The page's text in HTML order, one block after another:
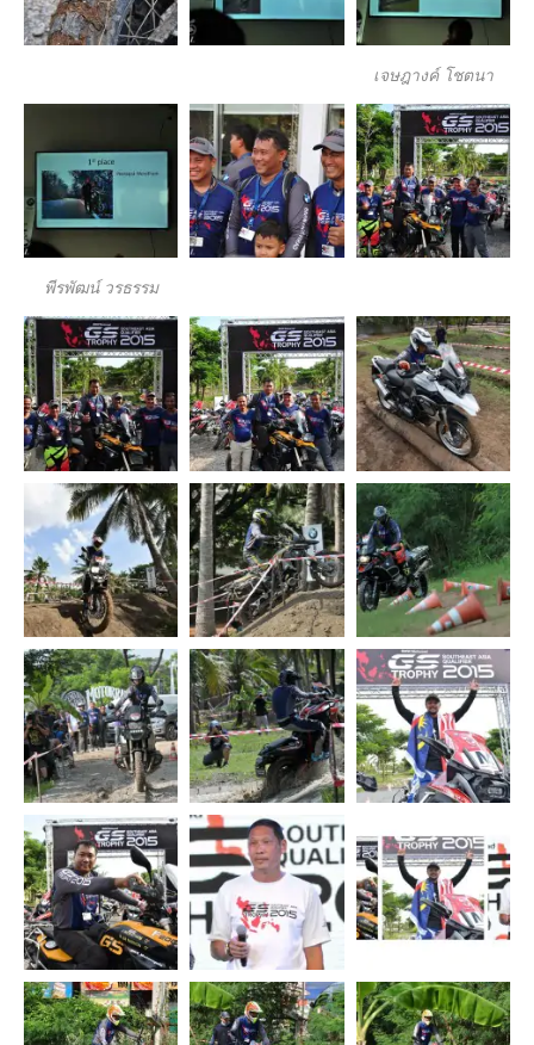
เจษฎางค์ โชตนา
พีรพัฒน์ วรธรรม